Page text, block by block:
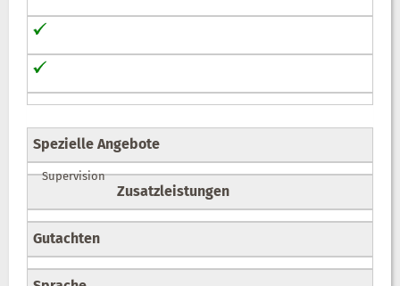
Spezielle Angebote
Supervision
Zusatzleistungen
Gutachten